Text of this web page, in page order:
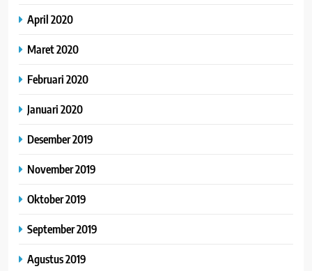
April 2020
Maret 2020
Februari 2020
Januari 2020
Desember 2019
November 2019
Oktober 2019
September 2019
Agustus 2019